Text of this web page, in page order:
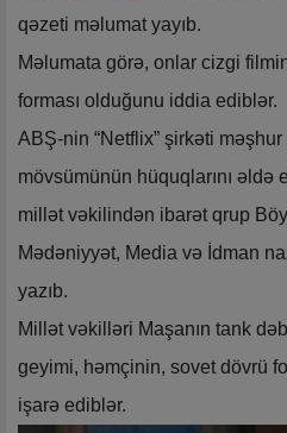
qəzeti məlumat yayıb.
Məlumata görə, onlar cizgi
forması olduğunu iddia ediblər.
ABŞ-nin “Netflix” şirkəti
mövsümünün hüquqlarını
millət vəkilindən ibarət qrup
Mədəniyyət, Media və İdman
yazıb.
Millət vəkilləri Maşanın tank
geyimi, həmçinin, sovet dövrü
işarə ediblər.